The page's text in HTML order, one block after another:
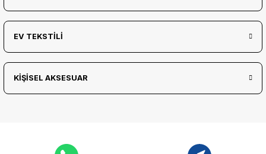
EV TEKSTİLİ
KİŞİSEL AKSESUAR